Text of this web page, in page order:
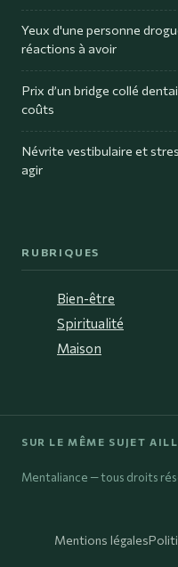
Yeux d'une personne
réactions à avoir
Prix d’un bridge collé
coûts
Névrite vestibulaire et
agir
RUBRIQUES
Bien-être
Spiritualité
Maison
SUR LE MÊME SUJET
Mentaliance — tous droits
Mentions légales